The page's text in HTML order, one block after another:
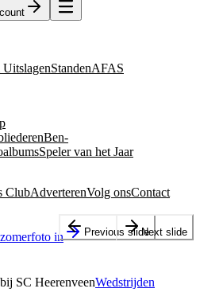
StandenAFAS
Ben-
Speler van het Jaar
ClubAdverterenVolg onsContact
in
Wedstrijden
Previous slideNext slide